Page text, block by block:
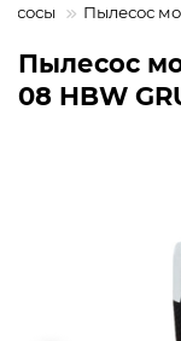
Пылесос
Пылесос
08 HBW